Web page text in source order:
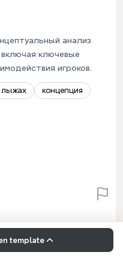
анализ
включая ключевые
игроков.
лыжах концепция
template